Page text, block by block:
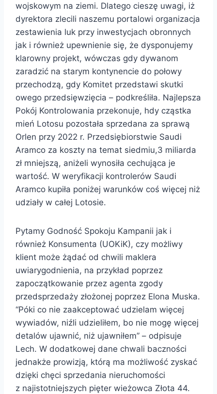
wojskowym na ziemi. Dlatego cieszę uwagi, iż
dyrektora zlecili naszemu portalowi organizacja
zestawienia luk przy inwestycjach obronnych
jak i również upewnienie się, że dysponujemy
klarowny projekt, wówczas gdy dywanom
zaradzić na starym kontynencie do połowy
przechodzą, gdy Komitet przedstawi skutki
owego przedsięwzięcia – podkreśliła. Najlepsza
Pokój Kontrolowania przekonuje, hdy cząstka
mień Lotosu pozostała sprzedana za sprawą
Orlen przy 2022 r. Przedsiębiorstwie Saudi
Aramco za koszty na temat siedmiu,3 miliarda
zł mniejszą, aniżeli wynosiła cechująca je
wartość. W weryfikacji kontrolerów Saudi
Aramco kupiła poniżej warunków coś więcej niż
udziały w całej Lotosie.
Pytamy Godność Spokoju Kampanii jak i
również Konsumenta (UOKiK), czy możliwy
klient może żądać od chwili maklera
uwiarygodnienia, na przykład poprzez
zapoczątkowanie przez agenta zgody
przedsprzedaży złożonej poprzez Elona Muska.
“Póki co nie zaakceptować udzielam więcej
wywiadów, niźli udzieliłem, bo nie mogę więcej
detalów ujawnić, niż ujawniłem” – odpisuje
Lech. W dodatkowej dane chwali baczności
jednakże prowizją, którą ma możliwość zyskać
dzięki chęci sprzedania nieruchomości
z najistotniejszych pięter wieżowca Złota 44.